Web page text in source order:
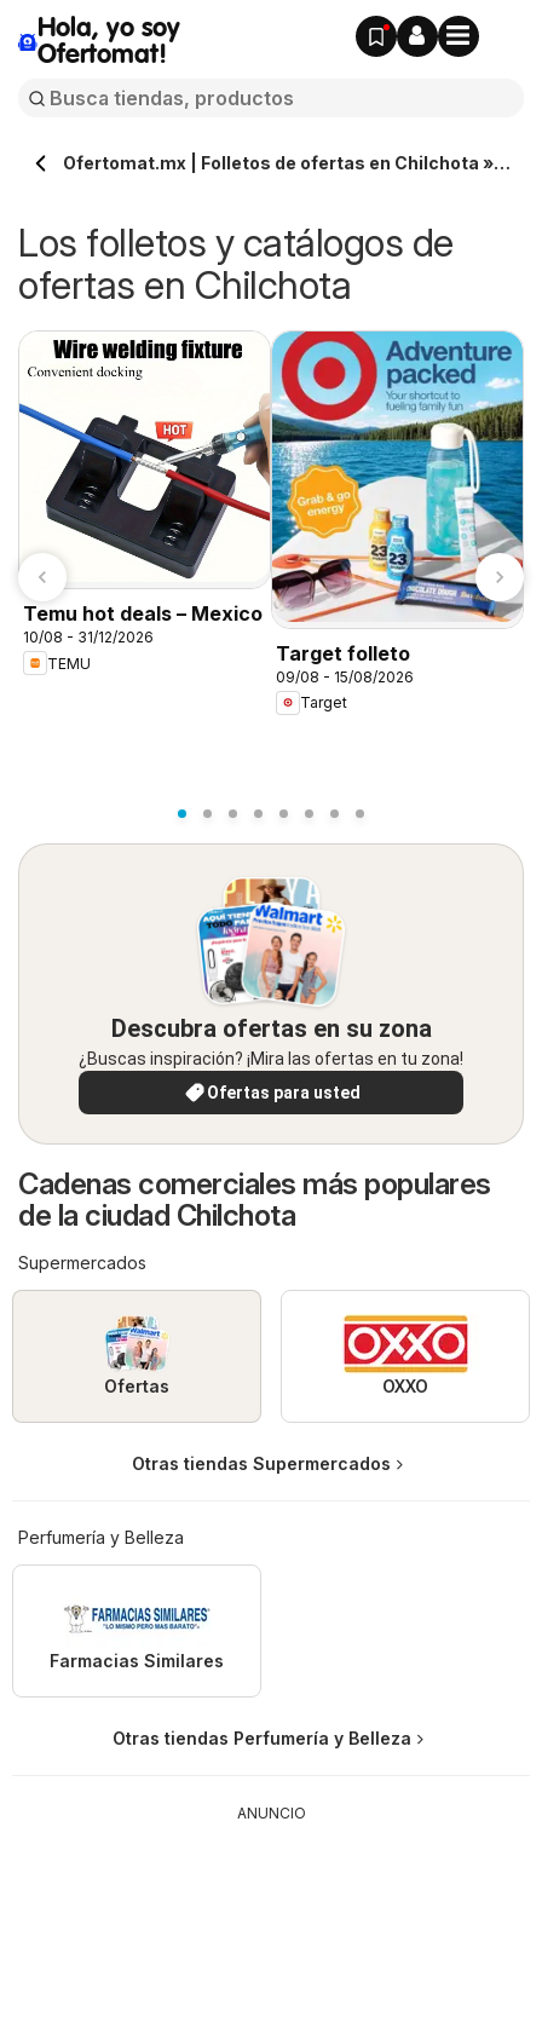
Hola, yo soy
Ofertomat!
Ofertomat.mx | Folletos de ofertas en Chilchota »
Los folletos y catálogos de
ofertas en Chilchota
Temu hot deals – Mexico
10/08 - 31/12/2026
TEMU
Target folleto
09/08 - 15/08/2026
Target
Descubra ofertas en su zona
¿Buscas inspiración? ¡Mira las ofertas en tu zona!
Ofertas para usted
Cadenas comerciales más populares
de la ciudad Chilchota
Supermercados
Ofertas OXXO
Otras tiendas Supermercados
Perfumería y Belleza
Farmacias Similares
Otras tiendas Perfumería y Belleza
ANUNCIO